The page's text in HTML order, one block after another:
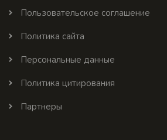
Пользовательское соглашение
Политика сайта
Персональные данные
Политика цитирования
Партнеры